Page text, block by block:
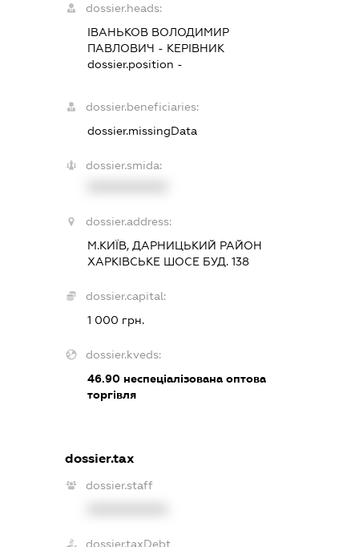
dossier.heads:
ІВАНЬКОВ ВОЛОДИМИР
ПАВЛОВИЧ - КЕРІВНИК
dossier.position -
dossier.beneficiaries:
dossier.missingData
dossier.smida:
dossier.address:
М.КИЇВ, ДАРНИЦЬКИЙ РАЙОН
ХАРКІВСЬКЕ ШОСЕ БУД. 138
dossier.capital:
1 000 грн.
dossier.kveds:
46.90 неспеціалізована оптова
торгівля
dossier.tax
dossier.staff
dossier.taxDebt